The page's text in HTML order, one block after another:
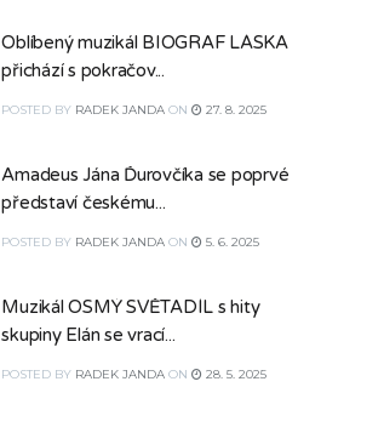
Oblíbený muzikál BIOGRAF LÁSKA
přichází s pokračov...
POSTED BY RADEK JANDA ON 27. 8. 2025
Amadeus Jána Ďurovčíka se poprvé
představí českému...
POSTED BY RADEK JANDA ON 5. 6. 2025
Muzikál OSMÝ SVĚTADÍL s hity
skupiny Elán se vrací...
POSTED BY RADEK JANDA ON 28. 5. 2025